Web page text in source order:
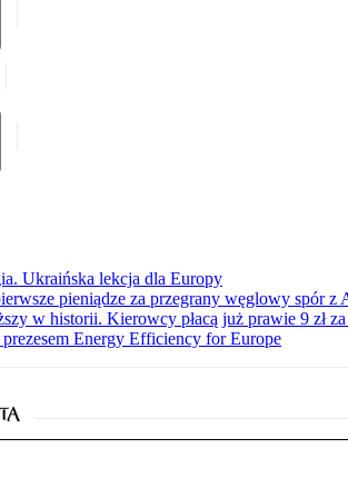
Ukraińska lekcja dla Europy
pieniądze za przegrany węglowy spór z
w historii. Kierowcy płacą już prawie 9 zł
Energy Efficiency for Europe